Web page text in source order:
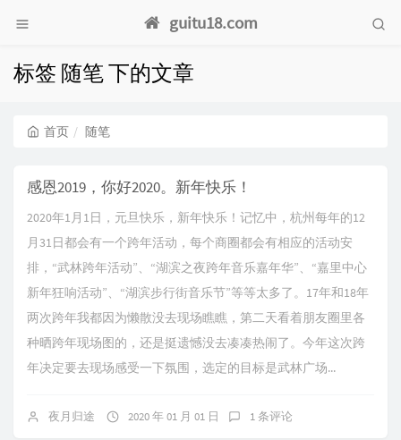
guitu18.com
标签 随笔 下的文章
首页 随笔
感恩2019，你好2020。新年快乐！
2020年1月1日，元旦快乐，新年快乐！记忆中，杭州每年的12
月31日都会有一个跨年活动，每个商圈都会有相应的活动安
排，“武林跨年活动”、“湖滨之夜跨年音乐嘉年华”、“嘉里中心
新年狂响活动”、“湖滨步行街音乐节”等等太多了。17年和18年
两次跨年我都因为懒散没去现场瞧瞧，第二天看着朋友圈里各
种晒跨年现场图的，还是挺遗憾没去凑凑热闹了。今年这次跨
年决定要去现场感受一下氛围，选定的目标是武林广场...
夜月归途 2020 年 01 月 01 日 1 条评论